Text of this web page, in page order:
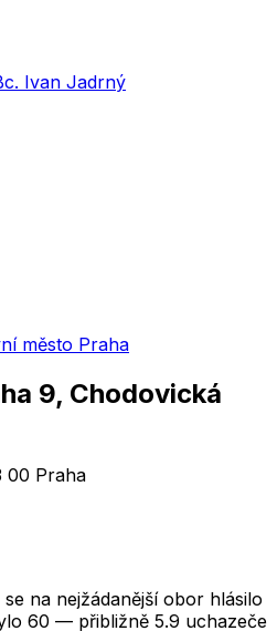
Ivan Jadrný
město Praha
9, Chodovická
00 Praha
na nejžádanější obor hlásilo
60 — přibližně 5.9 uchazeče